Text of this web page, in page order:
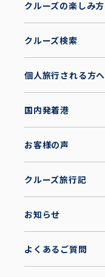
クルーズの楽しみ方
クルーズ検索
個人旅行される方へ
国内発着港
お客様の声
クルーズ旅行記
お知らせ
よくあるご質問